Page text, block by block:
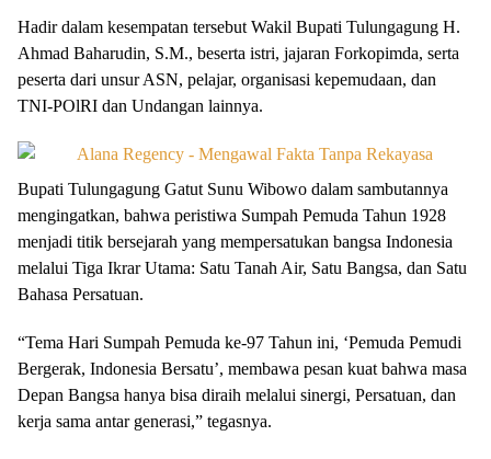
Hadir dalam kesempatan tersebut Wakil Bupati Tulungagung H.
Ahmad Baharudin, S.M., beserta istri, jajaran Forkopimda, serta
peserta dari unsur ASN, pelajar, organisasi kepemudaan, dan
TNI-POlRI dan Undangan lainnya.
Bupati Tulungagung Gatut Sunu Wibowo dalam sambutannya
mengingatkan, bahwa peristiwa Sumpah Pemuda Tahun 1928
menjadi titik bersejarah yang mempersatukan bangsa Indonesia
melalui Tiga Ikrar Utama: Satu Tanah Air, Satu Bangsa, dan Satu
Bahasa Persatuan.
“Tema Hari Sumpah Pemuda ke-97 Tahun ini, ‘Pemuda Pemudi
Bergerak, Indonesia Bersatu’, membawa pesan kuat bahwa masa
Depan Bangsa hanya bisa diraih melalui sinergi, Persatuan, dan
kerja sama antar generasi,” tegasnya.